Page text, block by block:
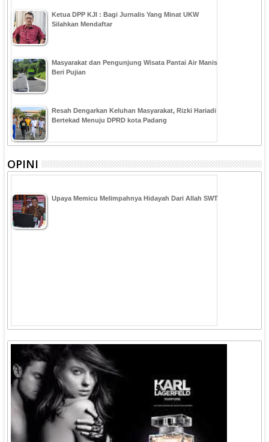
Ketua DPP KJI : Bagi Jurnalis Yang Minat UKW
Silahkan Mendaftar
Masyarakat dan Pengunjung Wisata Pantai Air Manis
Beri Pujian
Resah Dengarkan Keluhan Masyarakat, Rizki Hariadi
Bertekad Menuju DPRD kota Padang
OPINI
Upaya Memicu Melimpahnya Hidayah Dari Allah SWT